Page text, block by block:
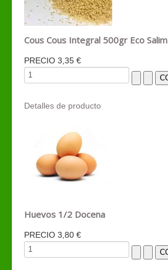
Cous Cous Integral 500gr Eco Salim
PRECIO 3,35 €
Detalles de producto
Huevos 1/2 Docena
PRECIO 3,80 €